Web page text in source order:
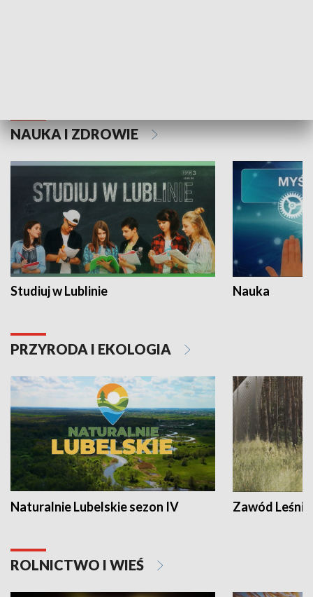
NAUKA I ZDROWIE
Studiuj w Lublinie Nauka
PRZYRODA I EKOLOGIA
Naturalnie Lubelskie sezon IV Zawód Leśnik
ROLNICTWO I WIEŚ